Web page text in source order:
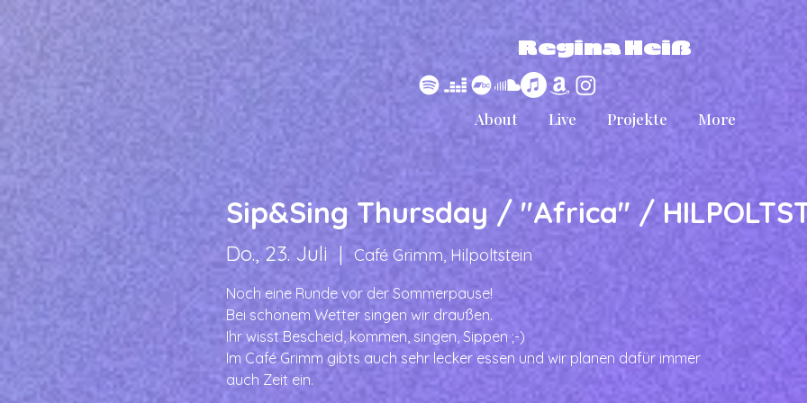
Regina Heiß
About Live Projekte More
Sip&Sing Thursday / "Africa" /
Do., 23. Juli
  |
Café Grimm, Hilpoltstein
Noch eine Runde vor der Sommerpause!
Bei schönem Wetter singen wir draußen.
Ihr wisst Bescheid, kommen, singen, Sippen ;-)
Im Café Grimm gibts auch sehr lecker essen und wir planen dafür immer
auch Zeit ein.